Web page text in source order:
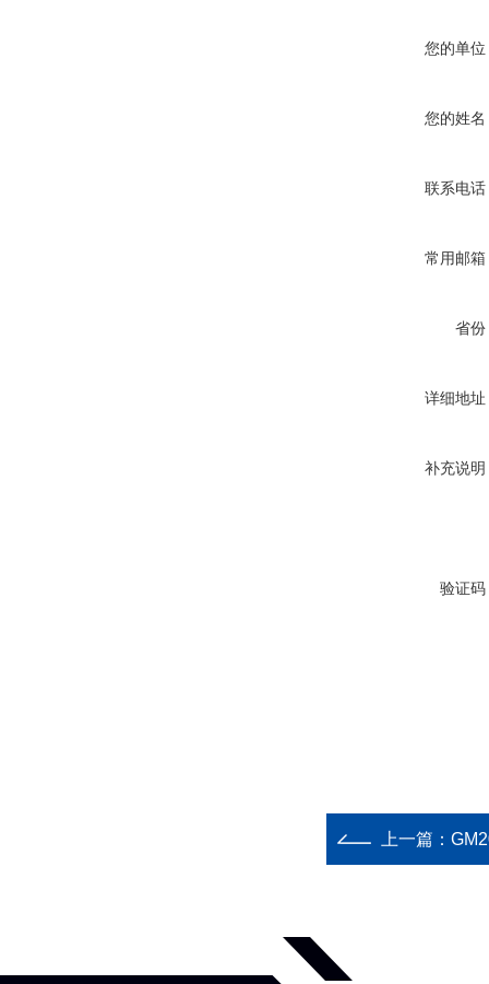
您的单位
您的姓名
联系电话
常用邮箱
省份
详细地址
补充说明
验证码
上一篇：